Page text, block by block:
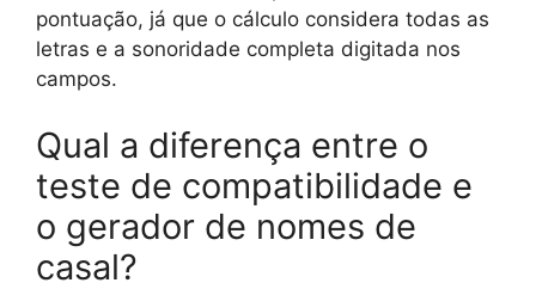
pontuação, já que o cálculo considera todas as
letras e a sonoridade completa digitada nos
campos.
Qual a diferença entre o
teste de compatibilidade e
o gerador de nomes de
casal?